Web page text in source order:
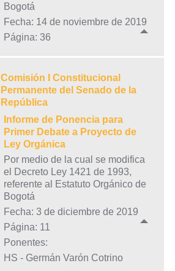
Bogotá
Fecha: 14 de noviembre de 2019
Página: 36
Comisión I Constitucional
Permanente del Senado de la
República
Informe de Ponencia para
Primer Debate a Proyecto de
Ley Orgánica
Por medio de la cual se modifica
el Decreto Ley 1421 de 1993,
referente al Estatuto Orgánico de
Bogotá
Fecha: 3 de diciembre de 2019
Página: 11
Ponentes:
HS - Germán Varón Cotrino